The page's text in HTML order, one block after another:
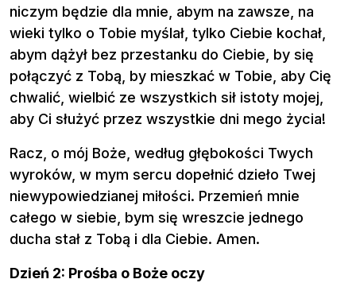
niczym będzie dla mnie, abym na zawsze, na
wieki tylko o Tobie myślał, tylko Ciebie kochał,
abym dążył bez przestanku do Ciebie, by się
połączyć z Tobą, by mieszkać w Tobie, aby Cię
chwalić, wielbić ze wszystkich sił istoty mojej,
aby Ci służyć przez wszystkie dni mego życia!
Racz, o mój Boże, według głębokości Twych
wyroków, w mym sercu dopełnić dzieło Twej
niewypowiedzianej miłości. Przemień mnie
całego w siebie, bym się wreszcie jednego
ducha stał z Tobą i dla Ciebie. Amen.
Dzień 2: Prośba o Boże oczy